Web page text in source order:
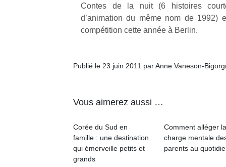
Contes de la nuit (6 histoires
d’animation du même nom de 1992)
compétition cette année à Berlin.
Publié le 23 juin 2011 par Anne Vaneson-
Vous aimerez aussi …
Corée du Sud en
famille : une destination
qui émerveille petits et
grands
Comment alléger la
charge mentale
parents au
débordent
souvent
d’énergie.
toujours
divertissement,
ou
apprentissage…
et avec le
retour des
beaux
rêvée
de